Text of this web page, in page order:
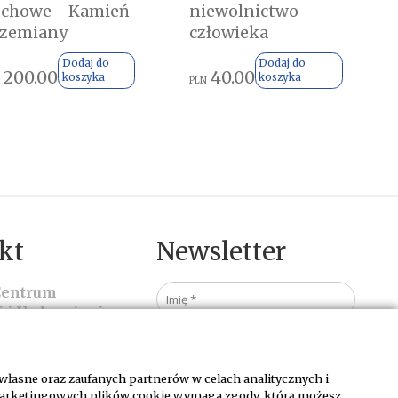
- Kamień
200.00
Dodaj do
koszyka
niewolnictwo
człowieka
PLN 40.00
Dodaj do
koszyka
i Uzdrawiania
Newsletter
Wyrażam zgodę na
oraz zaufanych partnerów w celach analitycznych i